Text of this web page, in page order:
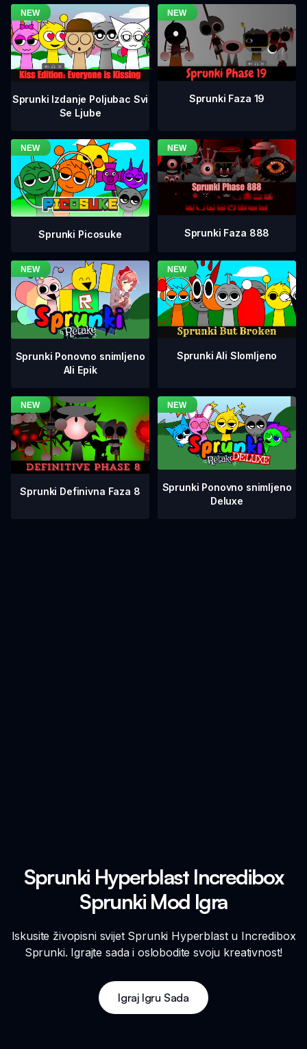
Sprunki Izdanje Poljubac Svi
Se Ljube
Sprunki Faza 19
Sprunki Picosuke Sprunki Faza 888
Sprunki Ponovno snimljeno
Ali Epik
Sprunki Ali Slomljeno
Sprunki Definivna Faza 8
Sprunki Ponovno snimljeno
Deluxe
Sprunki Hyperblast Incredibox
Sprunki Mod Igra
Iskusite živopisni svijet Sprunki Hyperblast u Incredibox
Sprunki. Igrajte sada i oslobodite svoju kreativnost!
Igraj Igru Sada